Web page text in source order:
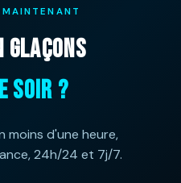
SOIR ?
moins d'une heure,
24h/24 et 7j/7.